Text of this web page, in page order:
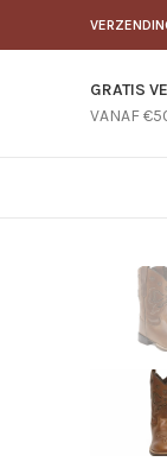
GRATIS
VANAF